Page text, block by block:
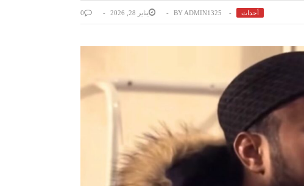
أحداث BY ADMIN1325 يناير 28, 2026 0